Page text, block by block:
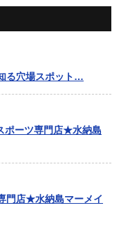
る穴場スポット…
ポーツ専門店★水納島
門店★水納島マーメイ